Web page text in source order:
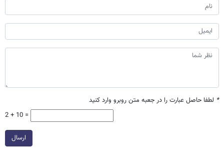
* لطفا حاصل عبارت را در جعبه متن روبرو وارد کنید
2 + 10 =
ارسال